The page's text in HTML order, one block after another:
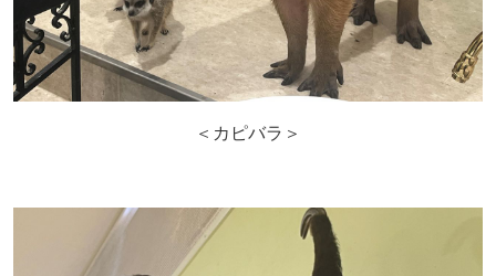
＜カピバラ＞